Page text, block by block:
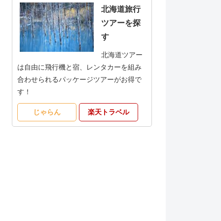
北海道旅行
ツアーを探
す
北海道ツアー
は自由に飛行機と宿、レンタカーを組み
合わせられるパッケージツアーがお得で
す！
じゃらん 楽天トラベル